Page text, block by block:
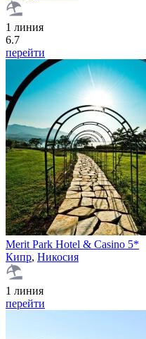
1 линия
6.7
перейти
Merit Park Hotel & Casino 5*
Кипр, Никосия
1 линия
перейти